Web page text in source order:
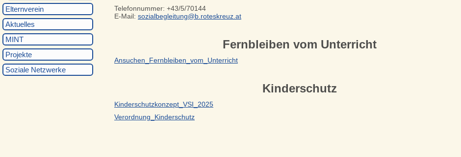
Elternverein
Aktuelles
MINT
Projekte
Soziale Netzwerke
Telefonnummer: +43/5/70144
E-Mail: sozialbegleitung@b.roteskreuz.at
Fernbleiben vom Unterricht
Ansuchen_Fernbleiben_vom_Unterricht
Kinderschutz
Kinderschutzkonzept_VSI_2025
Verordnung_Kinderschutz